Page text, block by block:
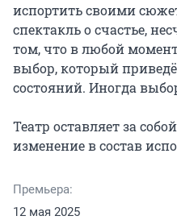
испортить своими
спектакль о счастье,
том, что в любой
выбор, который
состояний. Иногда
Театр оставляет за
изменение в состав
Премьера:
12 мая 2025